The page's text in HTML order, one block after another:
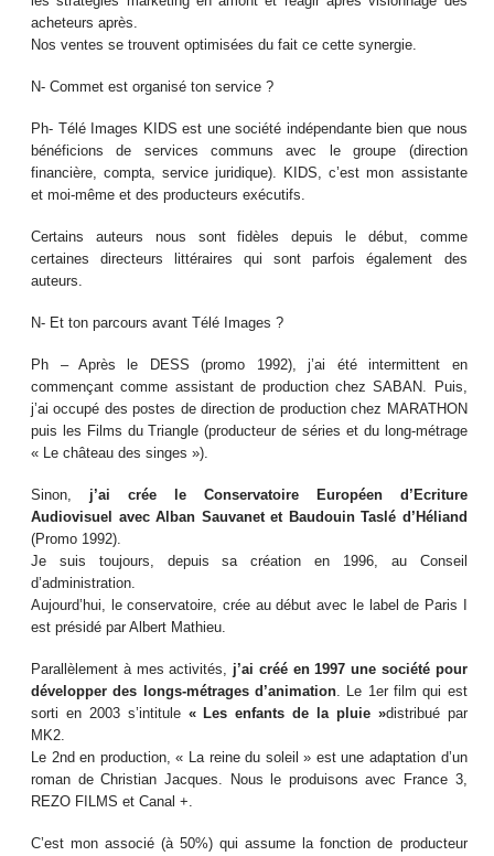
acheteurs après.
Nos ventes se trouvent optimisées du fait ce cette synergie.
N- Commet est organisé ton service ?
Ph- Télé Images KIDS est une société indépendante bien que nous
bénéficions de services communs avec le groupe (direction
financière, compta, service juridique). KIDS, c’est mon assistante
et moi-même et des producteurs exécutifs.
Certains auteurs nous sont fidèles depuis le début, comme
certaines directeurs littéraires qui sont parfois également des
auteurs.
N- Et ton parcours avant Télé Images ?
Ph – Après le DESS (promo 1992), j’ai été intermittent en
commençant comme assistant de production chez SABAN. Puis,
j’ai occupé des postes de direction de production chez MARATHON
puis les Films du Triangle (producteur de séries et du long-métrage
« Le château des singes »).
Sinon, j’ai crée le Conservatoire Européen d’Ecriture
Audiovisuel avec Alban Sauvanet et Baudouin Taslé d’Héliand
(Promo 1992).
Je suis toujours, depuis sa création en 1996, au Conseil
d’administration.
Aujourd’hui, le conservatoire, crée au début avec le label de Paris I
est présidé par Albert Mathieu.
Parallèlement à mes activités, j’ai créé en 1997 une société pour
développer des longs-métrages d’animation. Le 1er film qui est
sorti en 2003 s’intitule « Les enfants de la pluie »distribué par
MK2.
Le 2nd en production, « La reine du soleil » est une adaptation d’un
roman de Christian Jacques. Nous le produisons avec France 3,
REZO FILMS et Canal +.
C’est mon associé (à 50%) qui assume la fonction de producteur